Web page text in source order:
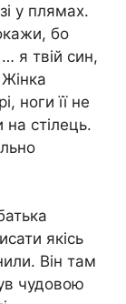
у плямах.
бо
я твій син,
ноги її не
стілець.
якісь
Він там
чудовою